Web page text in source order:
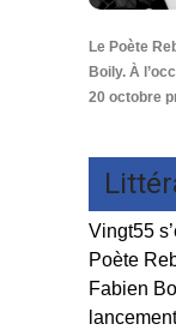
Le Poète
Boily. À
20 octobre
Vingt55
Poète
Fabien